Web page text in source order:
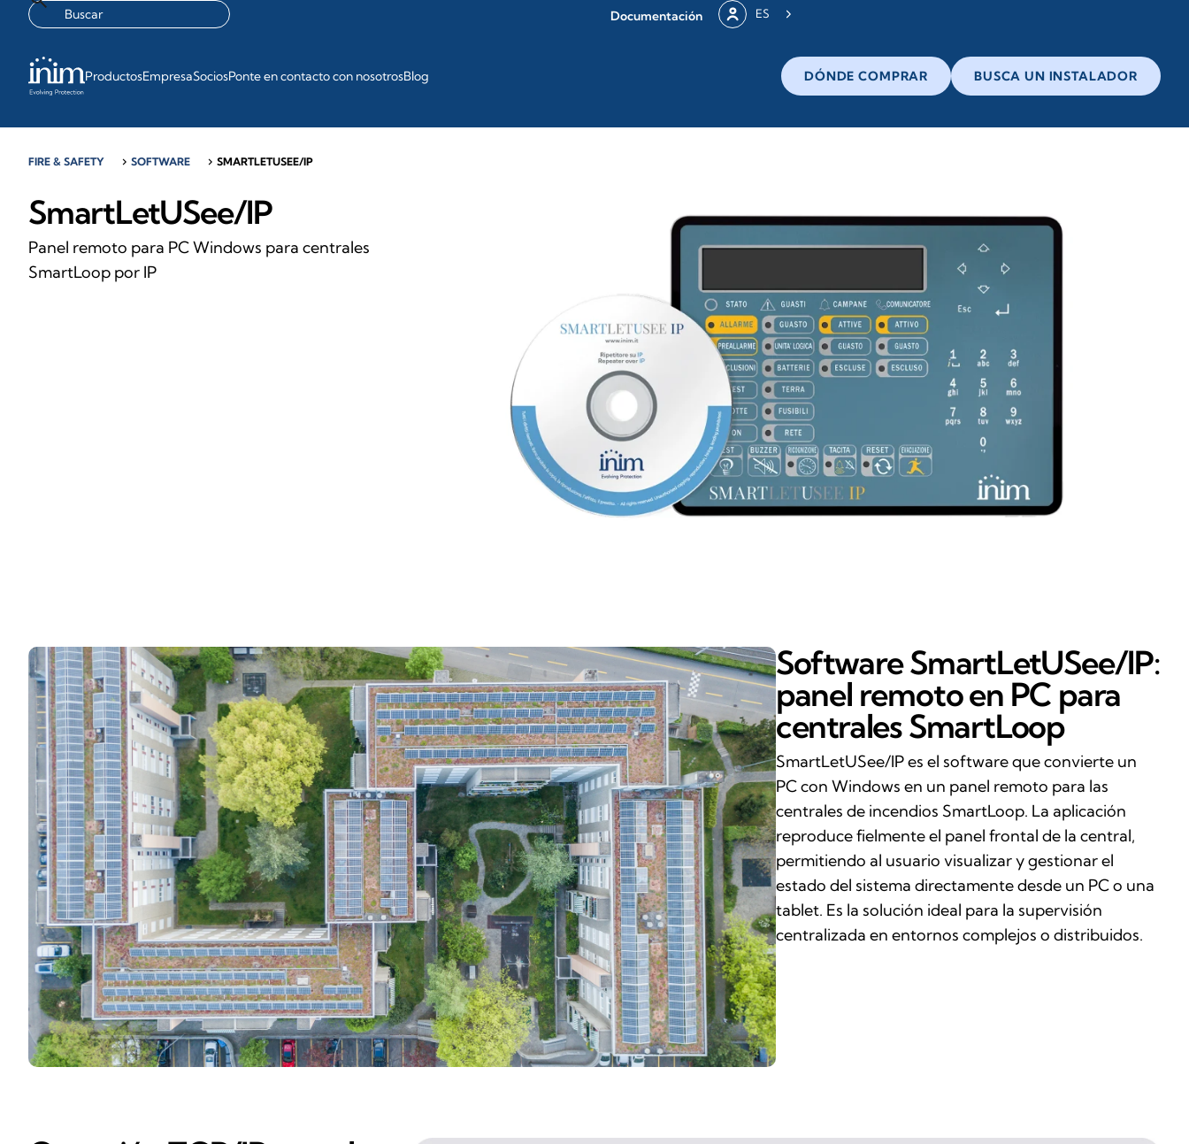
Documentación ES
ProductosEmpresaSociosPonte en contacto con nosotrosBlog DÓNDE COMPRAR BUSCA UN INSTALADOR
FIRE & SAFETY chevron_right SOFTWARE chevron_right SMARTLETUSEE/IP
SmartLetUSee/IP
Panel remoto para PC Windows para centrales
SmartLoop por IP
Software SmartLetUSee/IP:
panel remoto en PC para
centrales SmartLoop
SmartLetUSee/IP es el software que convierte un
PC con Windows en un panel remoto para las
centrales de incendios SmartLoop. La aplicación
reproduce fielmente el panel frontal de la central,
permitiendo al usuario visualizar y gestionar el
estado del sistema directamente desde un PC o una
tablet. Es la solución ideal para la supervisión
centralizada en entornos complejos o distribuidos.